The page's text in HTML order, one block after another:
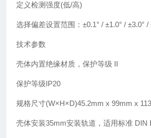
定义检测强度(低/高)
选择偏差设置范围：±0.1° / ±1.0° / ±3.0° /
技术参数
壳体内置绝缘材质，保护等级 II
保护等级IP20
规格尺寸(W×H×D)45.2mm x 99mm x
壳体安装35mm安装轨道，适用标准 DIN